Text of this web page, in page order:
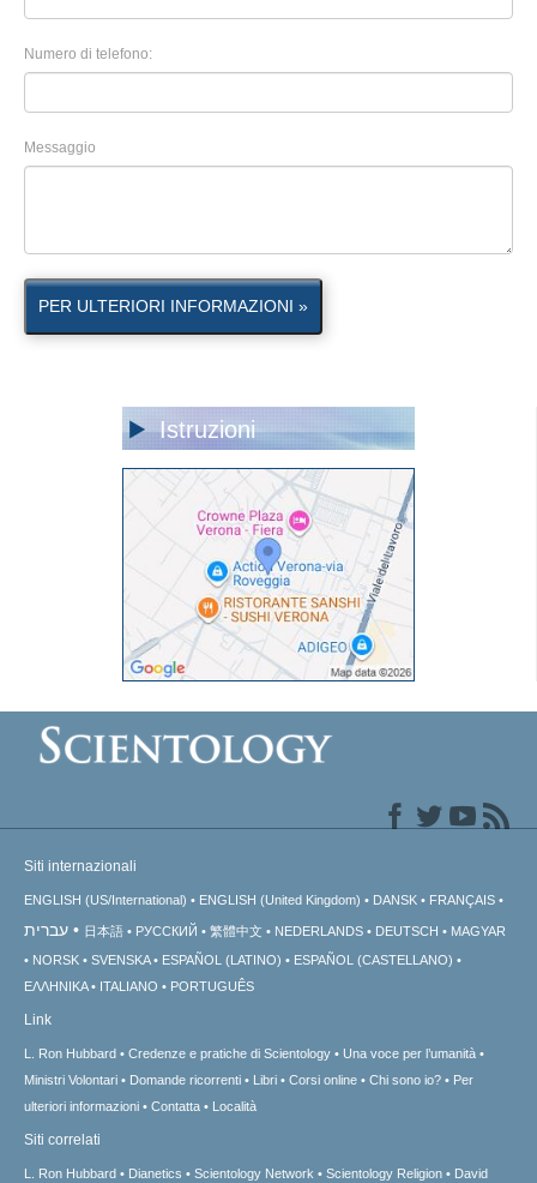
Numero di telefono:
Messaggio
PER ULTERIORI INFORMAZIONI »
Istruzioni
Siti internazionali
ENGLISH (US/International) ENGLISH (United Kingdom) DANSK FRANÇAIS
עברית 日本語 РУССКИЙ 繁體中文 NEDERLANDS DEUTSCH
MAGYAR
NORSK
SVENSKA ESPAÑOL (LATINO)
ESPAÑOL (CASTELLANO)
ΕΛΛΗΝΙΚA
ITALIANO PORTUGUÊS
Link
L. Ron Hubbard Credenze e pratiche di Scientology
Una voce per l’umanità
Ministri Volontari
Domande ricorrenti Libri Corsi online Chi sono io?
Per
ulteriori informazioni
Contatta Località
Siti correlati
L. Ron Hubbard Dianetics Scientology Network Scientology Religion David